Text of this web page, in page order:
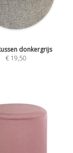
donkergrijs
€ 19,50